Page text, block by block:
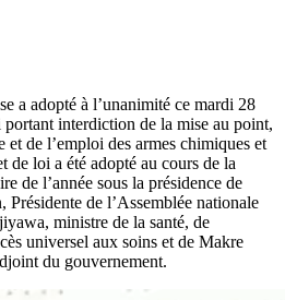
a adopté à l’unanimité ce mardi 28
interdiction de la mise au point,
de l’emploi des armes chimiques et
de loi a été adopté au cours de la
de l’année sous la présidence de
de l’Assemblée nationale
ministre de la santé, de
universel aux soins et de Makre
du gouvernement.